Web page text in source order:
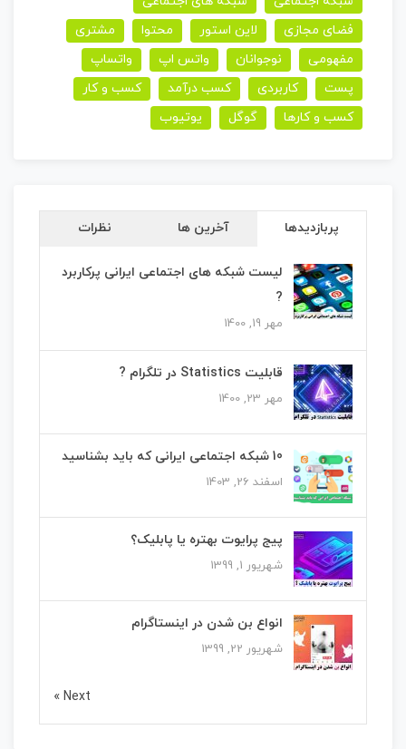
فضای مجازی
لاین استور محتوا
مشتری
مفهومی
نوجوانان واتس اپ
واتساپ
پست
کاربردی کسب درآمد
کسب و کار
کسب و کارها
گوگل یوتیوب
پربازدیدها آخرین ها نظرات
لیست شبکه های اجتماعی ایرانی پرکاربرد
?
مهر 19, 1400
قابلیت Statistics در تلگرام ?
مهر 23, 1400
10 شبکه اجتماعی ایرانی که باید بشناسید
اسفند 26, 1403
پیج پرایوت بهتره یا پابلیک؟
شهریور 1, 1399
انواع بن شدن در اینستاگرام
شهریور 22, 1399
Next »